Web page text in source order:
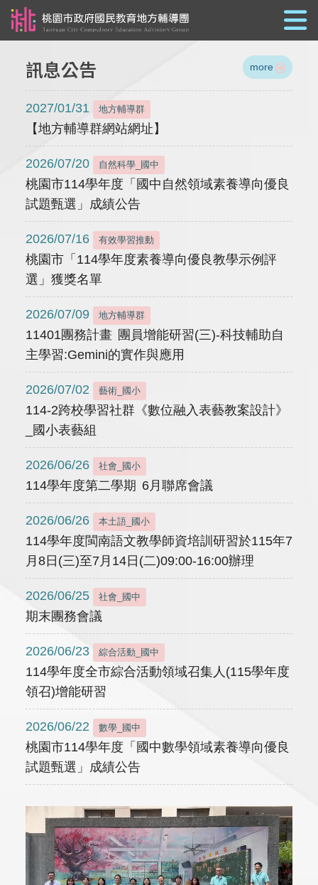
訊息公告 more
2027/01/31 地方輔導群
【地方輔導群網站網址】
2026/07/20 自然科學_國中
桃園市114學年度「國中自然領域素養導向優良
試題甄選」成績公告
2026/07/16 有效學習推動
桃園市「114學年度素養導向優良教學示例評
選」獲獎名單
2026/07/09 地方輔導群
11401團務計畫 團員增能研習(三)-科技輔助自
主學習:Gemini的實作與應用
2026/07/02 藝術_國小
114-2跨校學習社群《數位融入表藝教案設計》
_國小表藝組
2026/06/26 社會_國小
114學年度第二學期 6月聯席會議
2026/06/26 本土語_國小
114學年度閩南語文教學師資培訓研習於115年7
月8日(三)至7月14日(二)09:00-16:00辦理
2026/06/25 社會_國中
期末團務會議
2026/06/23 綜合活動_國中
114學年度全市綜合活動領域召集人(115學年度
領召)增能研習
2026/06/22 數學_國中
桃園市114學年度「國中數學領域素養導向優良
試題甄選」成績公告